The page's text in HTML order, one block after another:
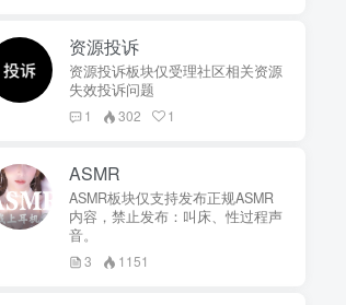
资源投诉
资源投诉板块仅受理社区相关资源
失效投诉问题
1 302 1
ASMR
ASMR板块仅支持发布正规ASMR
内容，禁止发布：叫床、性过程声
音。
3 1151